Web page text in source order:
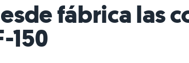
fábrica las
150